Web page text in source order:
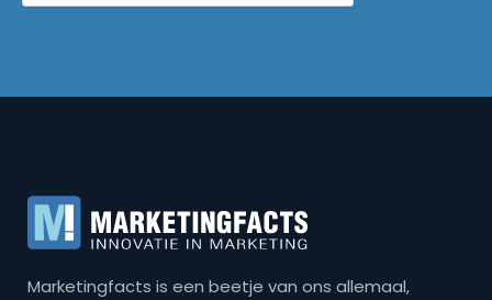
Marketingfacts is een beetje van ons allemaal,